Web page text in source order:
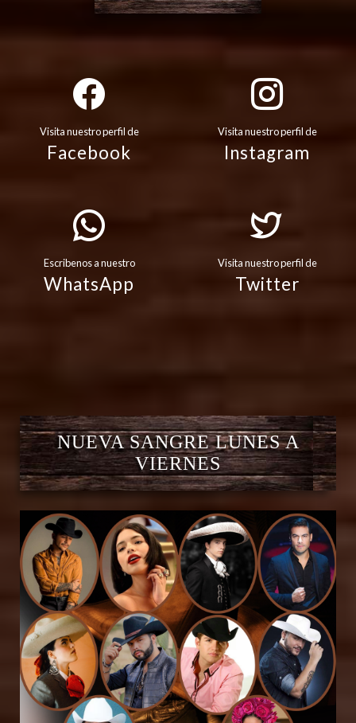
Visita nuestro perfil de
Facebook
Visita nuestro perfil de
Instagram
Escribenos a nuestro
WhatsApp
Visita nuestro perfil de
Twitter
NUEVA SANGRE LUNES A
VIERNES